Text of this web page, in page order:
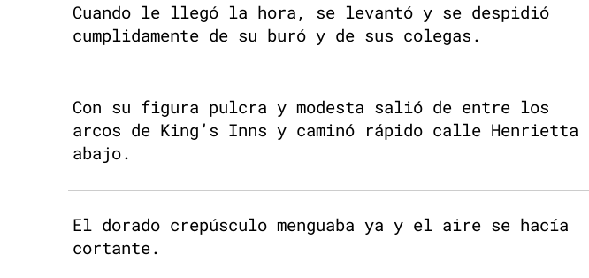
Cuando le llegó la hora, se levantó y se despidió
cumplidamente de su buró y de sus colegas.
Con su figura pulcra y modesta salió de entre los
arcos de King’s Inns y caminó rápido calle Henrietta
abajo.
El dorado crepúsculo menguaba ya y el aire se hacía
cortante.